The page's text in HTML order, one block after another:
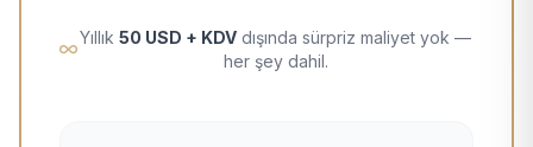
Yıllık 50 USD + KDV dışında sürpriz maliyet yok —
her şey dahil.